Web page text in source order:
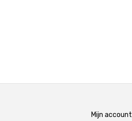
Mijn account